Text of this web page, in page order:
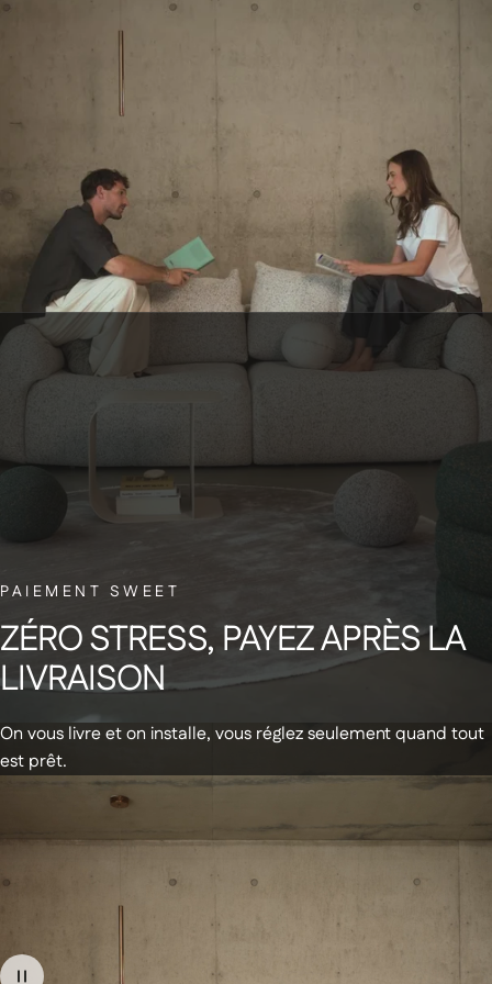
PAIEMENT SWEET
ZÉROSTRESS, PAYEZAPRÈSLA
LIVRAISON
On vous livre et on installe, vous réglez seulement quand tout
est prêt.
Abonnez-vous à notre newsletter et
recevez un code de réduction de 20€
sur votre première commande
Recevez des infos & promos par email
Produits +
En stock - Livraison express
Canapés
À propos de nous
Notre Showroom